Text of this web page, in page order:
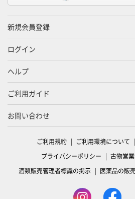
新規会員登録
ログイン
ヘルプ
ご利用ガイド
お問い合わせ
ご利用規約 ご利用環境について
プライバシーポリシー
古物営
酒類販売管理者標識の掲示
医薬品の販